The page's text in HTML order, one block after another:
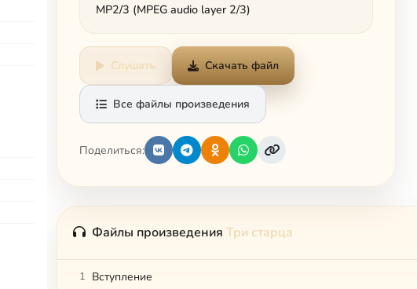
MP2/3 (MPEG audio layer 2/3)
Слушать Скачать файл
Все файлы произведения
Поделиться:
Файлы произведения Три старца
1 Вступление